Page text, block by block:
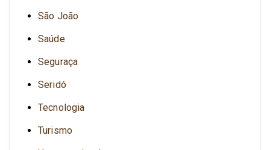
São João
Saúde
Seguraça
Seridó
Tecnologia
Turismo